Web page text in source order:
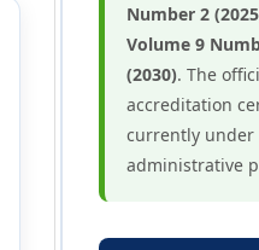
Number 2
Volume 9
(2030). The
accreditation
currently under
administrative